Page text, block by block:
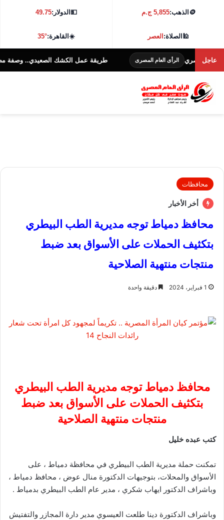
🪙 الذهب:5,855 ج.م 💵الدولار:49.75
🕌الصلاة:العصر ☀️القاهرة:35°
عاجل الرأى العام المصرى طريقة عمل الكشك الصعيدي.. وصفة مصرية
محافظات
أخر الأخبار
محافظ دمياط توجه مديرية الطب البيطري
بتكثيف الحملات على الأسواق بعد ضبط
منتجات منتهية الصلاحية
1 فبراير، 2024 دقيقة واحدة
محافظ دمياط توجه مديرية الطب البيطري
بتكثيف الحملات على الأسواق بعد ضبط
منتجات منتهية الصلاحية
كتب عبده خليل
تمكنت حملة مديرية الطب البيطري في محافظة دمياط ، على
الأسواق والمحلات، بتوجيهات الدكتورة منال عوض ، محافظ دمياط ،
وباشراف الدكتور ايهاب شكري ، مدير عام الطب البيطري بدمياط .
وباشراف الدكتورة دينا طلعت العيسوي مدير دارة المجازر والتفتيش